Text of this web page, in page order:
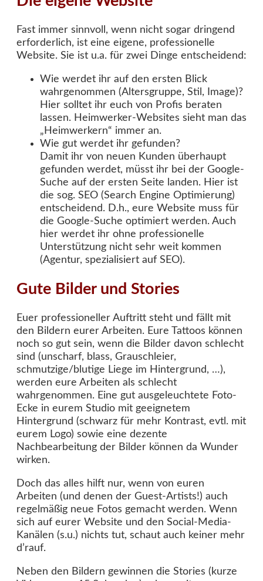
Fast immer sinnvoll, wenn nicht sogar dringend
erforderlich, ist eine eigene, professionelle
Website. Sie ist u.a. für zwei Dinge entscheidend:
Wie werdet ihr auf den ersten Blick
wahrgenommen (Altersgruppe, Stil, Image)?
Hier solltet ihr euch von Profis beraten
lassen. Heimwerker-Websites sieht man das
„Heimwerkern“ immer an.
Wie gut werdet ihr gefunden?
Damit ihr von neuen Kunden überhaupt
gefunden werdet, müsst ihr bei der Google-
Suche auf der ersten Seite landen. Hier ist
die sog. SEO (Search Engine Optimierung)
entscheidend. D.h., eure Website muss für
die Google-Suche optimiert werden. Auch
hier werdet ihr ohne professionelle
Unterstützung nicht sehr weit kommen
(Agentur, spezialisiert auf SEO).
Gute Bilder und Stories
Euer professioneller Auftritt steht und fällt mit
den Bildern eurer Arbeiten. Eure Tattoos können
noch so gut sein, wenn die Bilder davon schlecht
sind (unscharf, blass, Grauschleier,
schmutzige/blutige Liege im Hintergrund, …),
werden eure Arbeiten als schlecht
wahrgenommen. Eine gut ausgeleuchtete Foto-
Ecke in eurem Studio mit geeignetem
Hintergrund (schwarz für mehr Kontrast, evtl. mit
eurem Logo) sowie eine dezente
Nachbearbeitung der Bilder können da Wunder
wirken.
Doch das alles hilft nur, wenn von euren
Arbeiten (und denen der Guest-Artists!) auch
regelmäßig neue Fotos gemacht werden. Wenn
sich auf eurer Website und den Social-Media-
Kanälen (s.u.) nichts tut, schaut auch keiner mehr
d’rauf.
Neben den Bildern gewinnen die Stories (kurze